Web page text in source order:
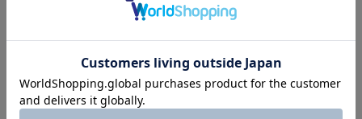
キャンセル・返品 ギフト包装
商品についてのお問い合わせ